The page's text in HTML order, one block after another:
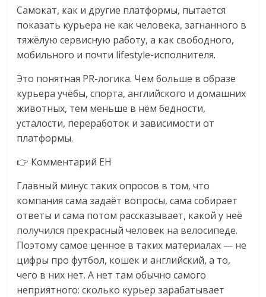
Самокат, как и другие платформы, пытается
показать курьера не как человека, загнанного в
тяжёлую сервисную работу, а как свободного,
мобильного и почти lifestyle-исполнителя.
Это понятная PR-логика. Чем больше в образе
курьера учёбы, спорта, английского и домашних
животных, тем меньше в нём бедности,
усталости, переработок и зависимости от
платформы.
👉 Комментарий EH
Главный минус таких опросов в том, что
компания сама задаёт вопросы, сама собирает
ответы и сама потом рассказывает, какой у неё
получился прекрасный человек на велосипеде.
Поэтому самое ценное в таких материалах — не
цифры про футбол, кошек и английский, а то,
чего в них нет. А нет там обычно самого
неприятного: сколько курьер зарабатывает